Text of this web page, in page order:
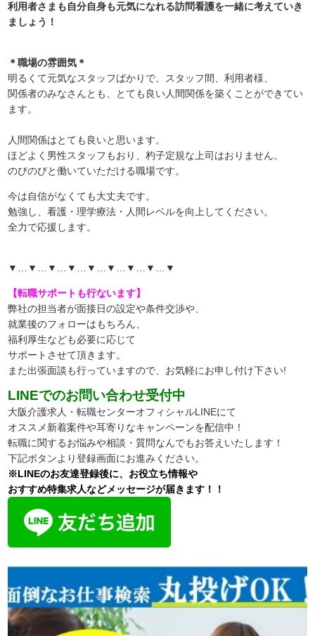
利用者さまも自分自身も元気になれる訪問看護を一緒に考えていき
ましょう！
＊職場の雰囲気＊
明るくて元気なスタッフばかりで、スタッフ間、利用者様、
関係者のみなさんとも、とても良い人間関係を築くことができてい
ます。
人間関係はとても良いと思います。
ほどよく男性スタッフもおり、杓子定規な上司はおりません。
のびのびと働いていただける職場です。
今は自信がなくても大丈夫です。
勉強し、看護・理学療法・人間レベルを向上してください。
全力で応援します。
▼…▼…▼…▼…▼…▼…▼…▼…▼
【転職サポートも行ないます】
弊社の担当者が面接日の設定や条件交渉や、
就業後のフォローはもちろん、
福利厚生なども必要に応じて
サポートさせて頂きます。
また出張面談も行っていますので、 お気軽にお申し付け下さい!
LINEでのお問い合わせ受付中
大阪介護求人・転職センターオフィシャルLINEにて
オススメ新着案件や耳寄りなキャンペーンを配信中！
転職に関するお悩みや相談・質問なんでもお答えいたします！
下記ボタンより登録画面にお進みください。
※LINEのお友達登録後に、お役立ち情報や
おすすめ特集求人などメッセージが届きます！！